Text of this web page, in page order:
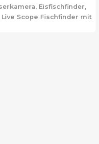
Eisfischfinder,
Scope Fischfinder mit